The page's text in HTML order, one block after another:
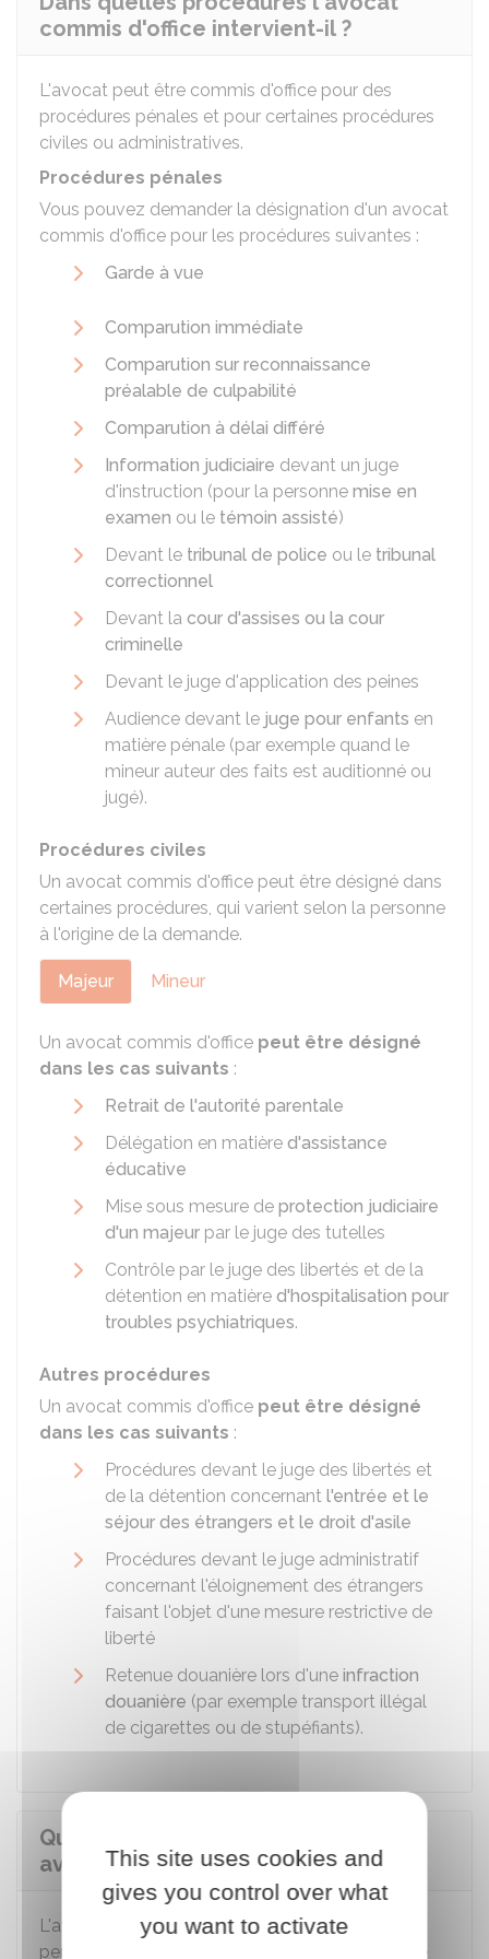
commis d'office intervient-il ?
L'avocat peut être commis d'office pour des
procédures pénales et pour certaines procédures
civiles ou administratives.
Procédures pénales
Vous pouvez demander la désignation d'un avocat
commis d'office pour les procédures suivantes :
Garde à vue
Comparution immédiate
Comparution sur reconnaissance
préalable de culpabilité
Comparution à délai différé
Information judiciaire devant un juge
d'instruction (pour la personne mise en
examen ou le témoin assisté)
Devant le tribunal de police ou le tribunal
correctionnel
Devant la cour d'assises ou la cour
criminelle
Devant le juge d'application des peines
Audience devant le juge pour enfants en
matière pénale (par exemple quand le
mineur auteur des faits est auditionné ou
jugé).
Procédures civiles
Un avocat commis d'office peut être désigné dans
certaines procédures, qui varient selon la personne
à l'origine de la demande.
Majeur Mineur
Un avocat commis d'office peut être désigné
dans les cas suivants :
Retrait de l'autorité parentale
Délégation en matière d'assistance
éducative
Mise sous mesure de protection judiciaire
d'un majeur par le juge des tutelles
Contrôle par le juge des libertés et de la
détention en matière d'hospitalisation pour
troubles psychiatriques.
Autres procédures
Un avocat commis d'office peut être désigné
dans les cas suivants :
Procédures devant le juge des libertés et
de la détention concernant l'entrée et le
séjour des étrangers et le droit d'asile
Procédures devant le juge administratif
concernant l'éloignement des étrangers
faisant l'objet d'une mesure restrictive de
liberté
Retenue douanière lors d'une infraction
douanière (par exemple transport illégal
de cigarettes ou de stupéfiants).
Quand et comment demander un
avocat commis d'office ?
L'avocat peut être commis d'office pour une
personne mineure et pour une personne majeure
This site uses cookies and
gives you control over what
you want to activate